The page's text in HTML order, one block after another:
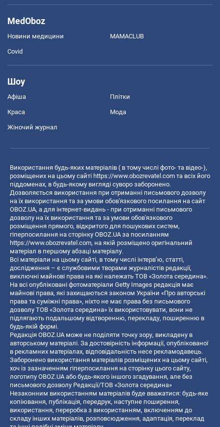
MedOboz
Новини медицини MAMACLUB
Covid
Шоу
Афіша Плітки
Краса Мода
Жіночий журнал
Використання будь-яких матеріалів ( в тому числі фото- та відео-),
розміщених на цьому сайті https://www.obozrevatel.com та всіх його
піддоменах, в будь-якому вигляді суворо заборонено.
Дозволяється використання при отриманні письмового дозволу
на їх використання та за умови обов'язкового посилання на сайт
OBOZ.UA, а для інтернет-видань - при отриманні письмового
дозволу на їх використання та за умови обов'язкового
розміщення прямого, відкритого для пошукових систем,
гіперпосилання на сторінку OBOZ.UA за посиланням
https://www.obozrevatel.com, на якій розміщено оригінальний
матеріал в першому абзаці матеріалу.
Всі матеріали на цьому сайті, в тому числі інтерв’ю, статті,
дослідження – є службовими творами журналістів редакції,
виключні майнові права на які належать ТОВ «Золота середина».
На всі опубліковані фотоматеріали Getty Images редакція має
майнові права, які захищаються законом України «Про авторські
права та суміжні права», ніхто не має права без письмового
дозволу ТОВ «Золота середина» їх використовувати, вони не
підлягають подальшому відтворенню, перекладу, поширенню в
будь-якій формі.
Редакція OBOZ.UA може не поділяти точку зору, викладену в
авторському матеріалі. За достовірність інформації, опублікованої
в рекламних матеріалах, відповідальність несе рекламодавець.
Заборонено використання матеріалів розміщених на цьому сайті,
хоч із зазначенням гіперпосилання на сторінку цього сайту,
логотипу OBOZ.UA або будь-якого іншого згадування, але без
письмового дозволу Редакції/ТОВ «Золота середина»
Незаконним використанням матеріалів буде вважатися: будь-яке
копiювання, публiкацiя, передрук, наступне поширення,
використання, переробка з використанням, включенням до
складу інших матеріалів, розповсюдження, адаптація, переклад